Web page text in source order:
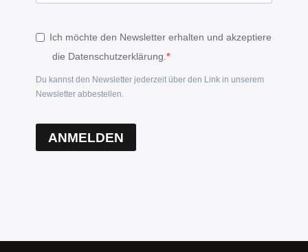
Ich möchte den Newsletter erhalten und akzeptiere
die Datenschutzerklärung.
Du kannst den Newsletter jederzeit über den Link in unserem
Newsletter abbestellen.
ANMELDEN